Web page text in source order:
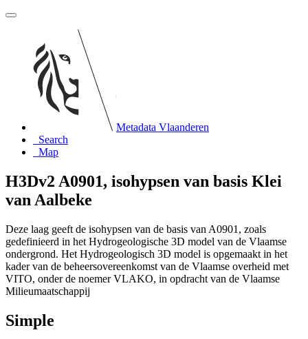
Metadata Vlaanderen
Search
Map
H3Dv2 A0901, isohypsen van basis Klei
van Aalbeke
Deze laag geeft de isohypsen van de basis van A0901, zoals
gedefinieerd in het Hydrogeologische 3D model van de Vlaamse
ondergrond. Het Hydrogeologisch 3D model is opgemaakt in het
kader van de beheersovereenkomst van de Vlaamse overheid met
VITO, onder de noemer VLAKO, in opdracht van de Vlaamse
Milieumaatschappij
Simple